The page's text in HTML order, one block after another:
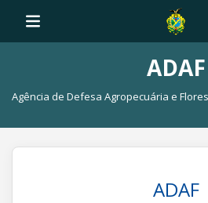
ADAF
Agência de Defesa Agropecuária e
ADAF